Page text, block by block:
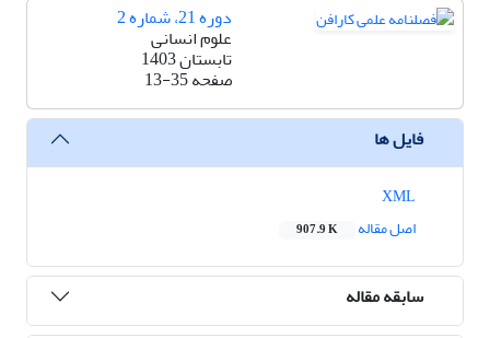
دوره 21، شماره 2
علوم انسانی
تابستان 1403
صفحه13-35
فایل ها
اصل مقاله
907.9 K
سابقه مقاله